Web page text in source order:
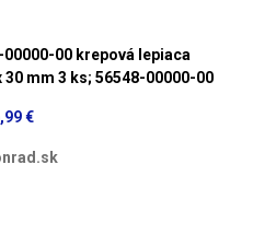
00000-00 krepová lepiaca
30 mm 3 ks; 56548-00000-00
€